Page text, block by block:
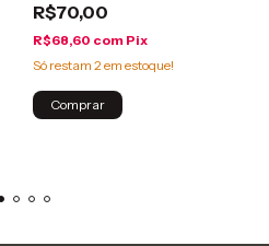
R$70,00
R$68,60 com Pix
Só restam 2em estoque!
Comprar